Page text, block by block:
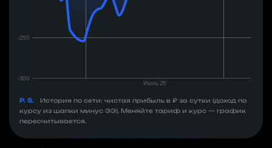
P. S.
История по сети: чистая прибыль в ₽ за сутки (доход по
курсу из шапки минус ЭЭ). Меняйте тариф и курс — график
пересчитывается.